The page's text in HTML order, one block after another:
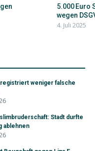
5.000 Euro
wegen
4. Juli 2025
registriert weniger falsche
Stadt durfte
ablehnen